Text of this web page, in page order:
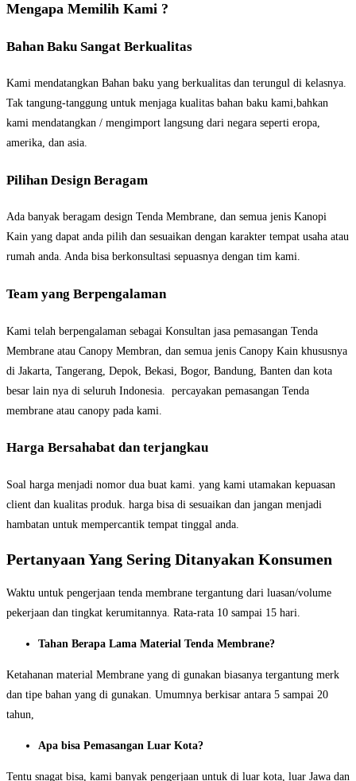
Mengapa Memilih Kami ?
Bahan Baku Sangat Berkualitas
Kami mendatangkan Bahan baku yang berkualitas dan terungul di kelasnya.
Tak tangung-tanggung untuk menjaga kualitas bahan baku kami,bahkan
kami mendatangkan / mengimport langsung dari negara seperti eropa,
amerika, dan asia.
Pilihan Design Beragam
Ada banyak beragam design Tenda Membrane, dan semua jenis Kanopi
Kain yang dapat anda pilih dan sesuaikan dengan karakter tempat usaha atau
rumah anda. Anda bisa berkonsultasi sepuasnya dengan tim kami.
Team yang Berpengalaman
Kami telah berpengalaman sebagai Konsultan jasa pemasangan Tenda
Membrane atau Canopy Membran, dan semua jenis Canopy Kain khususnya
di Jakarta, Tangerang, Depok, Bekasi, Bogor, Bandung, Banten dan kota
besar lain nya di seluruh Indonesia. percayakan pemasangan Tenda
membrane atau canopy pada kami.
Harga Bersahabat dan terjangkau
Soal harga menjadi nomor dua buat kami. yang kami utamakan kepuasan
client dan kualitas produk. harga bisa di sesuaikan dan jangan menjadi
hambatan untuk mempercantik tempat tinggal anda.
Pertanyaan Yang Sering Ditanyakan Konsumen
Waktu untuk pengerjaan tenda membrane tergantung dari luasan/volume
pekerjaan dan tingkat kerumitannya. Rata-rata 10 sampai 15 hari.
Tahan Berapa Lama Material Tenda Membrane?
Ketahanan material Membrane yang di gunakan biasanya tergantung merk
dan tipe bahan yang di gunakan. Umumnya berkisar antara 5 sampai 20
tahun,
Apa bisa Pemasangan Luar Kota?
Tentu snagat bisa, kami banyak pengerjaan untuk di luar kota, luar Jawa dan